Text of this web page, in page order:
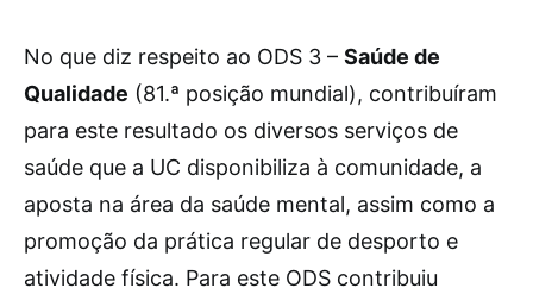
No que diz respeito ao ODS 3 – Saúde de
Qualidade (81.ª posição mundial), contribuíram
para este resultado os diversos serviços de
saúde que a UC disponibiliza à comunidade, a
aposta na área da saúde mental, assim como a
promoção da prática regular de desporto e
atividade física. Para este ODS contribuiu